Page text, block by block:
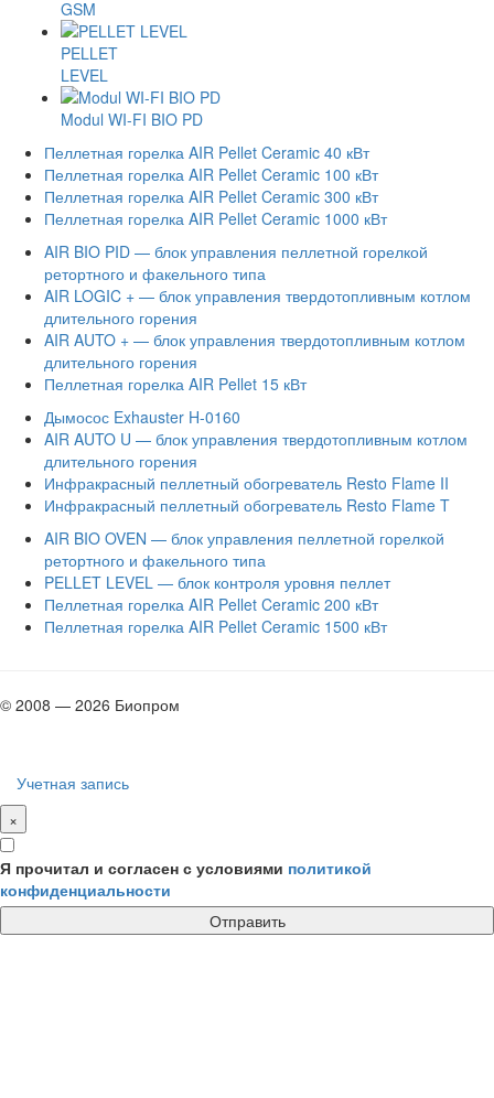
GSM
PELLET
LEVEL
Modul WI-FI BIO PD
Пеллетная горелка AIR Pellet Ceramic 40 кВт
Пеллетная горелка AIR Pellet Ceramic 100 кВт
Пеллетная горелка AIR Pellet Ceramic 300 кВт
Пеллетная горелка AIR Pellet Ceramic 1000 кВт
AIR BIO PID — блок управления пеллетной горелкой
ретортного и факельного типа
AIR LOGIC + — блок управления твердотопливным котлом
длительного горения
AIR AUTO + — блок управления твердотопливным котлом
длительного горения
Пеллетная горелка AIR Pellet 15 кВт
Дымосос Exhauster H-0160
AIR AUTO U — блок управления твердотопливным котлом
длительного горения
Инфракрасный пеллетный обогреватель Resto Flame II
Инфракрасный пеллетный обогреватель Resto Flame T
AIR BIO OVEN — блок управления пеллетной горелкой
ретортного и факельного типа
PELLET LEVEL — блок контроля уровня пеллет
Пеллетная горелка AIR Pellet Ceramic 200 кВт
Пеллетная горелка AIR Pellet Ceramic 1500 кВт
© 2008 — 2026 Биопром
Учетная запись
×
Я прочитал и согласен с условиями политикой
конфиденциальности
Отправить